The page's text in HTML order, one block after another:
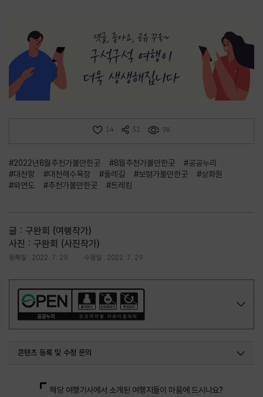
14 32 9K
#2022년8월추천가볼만한곳 #8월추천가볼만한곳
#공공누리
#대천항
#대천해수욕장 #둘레길 #보령가볼만한곳
#상화원
#외연도
#추천가볼만한곳 #트레킹
글 : 구완회 (여행작가)
사진 : 구완회 (사진작가)
등록일 : 2022. 7. 29. 수정일 : 2022. 7. 29.
콘텐츠 등록 및 수정 문의
해당 여행기사에서 소개된 여행지들이 마음에 드시나요?